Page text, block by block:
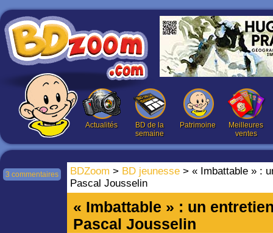
Actualités
BD de la
semaine
Patrimoine
Meilleures
ventes
BDZoom > BD jeunesse > « Imbattable » :
Pascal Jousselin
3 commentaires
« Imbattable » : un
Pascal Jousselin